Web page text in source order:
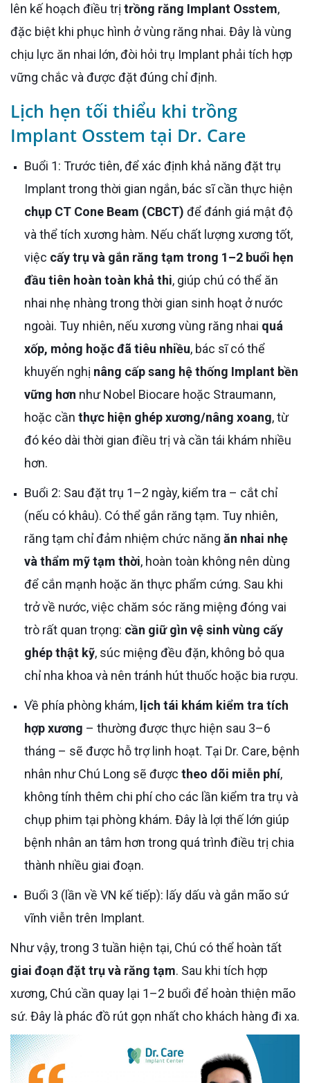
lên kế hoạch điều trị trồng răng Implant Osstem,
đặc biệt khi phục hình ở vùng răng nhai. Đây là vùng
chịu lực ăn nhai lớn, đòi hỏi trụ Implant phải tích hợp
vững chắc và được đặt đúng chỉ định.
Lịch hẹn tối thiểu khi trồng
Implant Osstem tại Dr. Care
Buổi 1: Trước tiên, để xác định khả năng đặt trụ
Implant trong thời gian ngắn, bác sĩ cần thực hiện
chụp CT Cone Beam (CBCT) để đánh giá mật độ
và thể tích xương hàm. Nếu chất lượng xương tốt,
việc cấy trụ và gắn răng tạm trong 1–2 buổi hẹn
đầu tiên hoàn toàn khả thi, giúp chú có thể ăn
nhai nhẹ nhàng trong thời gian sinh hoạt ở nước
ngoài. Tuy nhiên, nếu xương vùng răng nhai quá
xốp, mỏng hoặc đã tiêu nhiều, bác sĩ có thể
khuyến nghị nâng cấp sang hệ thống Implant bền
vững hơn như Nobel Biocare hoặc Straumann,
hoặc cần thực hiện ghép xương/nâng xoang, từ
đó kéo dài thời gian điều trị và cần tái khám nhiều
hơn.
Buổi 2: Sau đặt trụ 1–2 ngày, kiểm tra – cắt chỉ
(nếu có khâu). Có thể gắn răng tạm. Tuy nhiên,
răng tạm chỉ đảm nhiệm chức năng ăn nhai nhẹ
và thẩm mỹ tạm thời, hoàn toàn không nên dùng
để cắn mạnh hoặc ăn thực phẩm cứng. Sau khi
trở về nước, việc chăm sóc răng miệng đóng vai
trò rất quan trọng: cần giữ gìn vệ sinh vùng cấy
ghép thật kỹ, súc miệng đều đặn, không bỏ qua
chỉ nha khoa và nên tránh hút thuốc hoặc bia rượu.
Về phía phòng khám, lịch tái khám kiểm tra tích
hợp xương – thường được thực hiện sau 3–6
tháng – sẽ được hỗ trợ linh hoạt. Tại Dr. Care, bệnh
nhân như Chú Long sẽ được theo dõi miễn phí,
không tính thêm chi phí cho các lần kiểm tra trụ và
chụp phim tại phòng khám. Đây là lợi thế lớn giúp
bệnh nhân an tâm hơn trong quá trình điều trị chia
thành nhiều giai đoạn.
Buổi 3 (lần về VN kế tiếp): lấy dấu và gắn mão sứ
vĩnh viễn trên Implant.
Như vậy, trong 3 tuần hiện tại, Chú có thể hoàn tất
giai đoạn đặt trụ và răng tạm. Sau khi tích hợp
xương, Chú cần quay lại 1–2 buổi để hoàn thiện mão
sứ. Đây là phác đồ rút gọn nhất cho khách hàng đi xa.